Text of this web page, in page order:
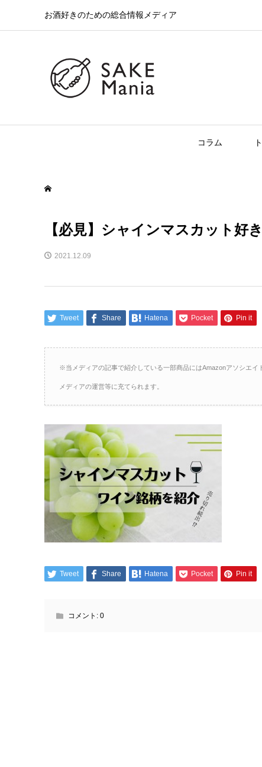
お酒好きのための総合情報メディア
コラム
【必見】シャインマスカット好
2021.12.09
Tweet Share Hatena Pocket Pin it
※当メディアの記事で紹介している一部商品にはAmazonアソシエ
メディアの運営等に充てられます。
Tweet Share Hatena Pocket Pin it
コメント: 0